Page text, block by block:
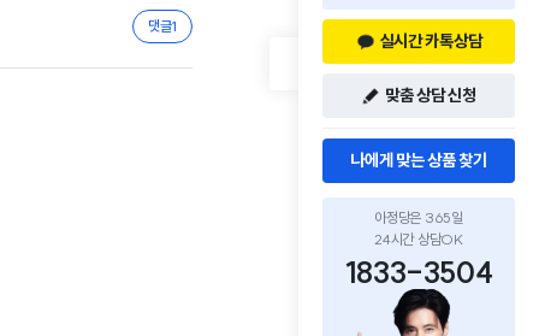
댓글1
실시간 카톡상담
맞춤 상담 신청
나에게 맞는 상품 찾기
아정당은 365일
24시간 상담OK
1833-3504